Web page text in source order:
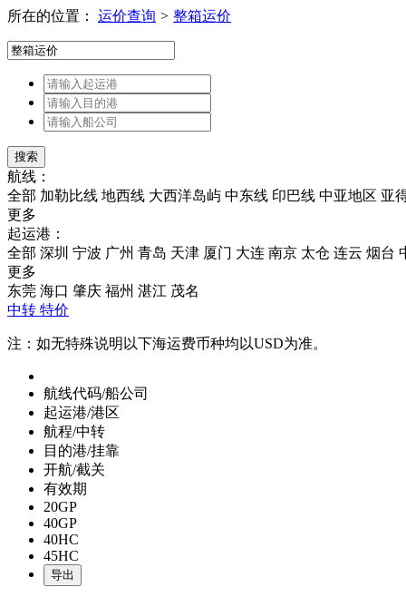
所在的位置： 运价查询 > 整箱运价
搜索
航线：
全部 加勒比线 地西线 大西洋岛屿 中东线 印巴线 中亚地区 亚
更多
起运港：
全部 深圳 宁波 广州 青岛 天津 厦门 大连 南京 太仓 连云 烟台
更多
东莞 海口 肇庆 福州 湛江 茂名
中转 特价
注：如无特殊说明以下海运费币种均以USD为准。
航线代码/船公司
起运港/港区
航程/中转
目的港/挂靠
开航/截关
有效期
20GP
40GP
40HC
45HC
导出